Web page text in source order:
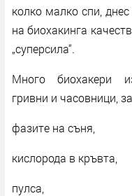
колко малко спи,
на биохакинга
„суперсила“.
Много биохакери
гривни и часовници,
фазите на съня,
кислорода в кръвта,
пулса,